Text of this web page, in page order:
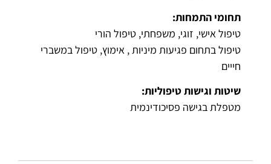
תחומי התמחות:
טיפול אישי, זוגי, משפחתי, טיפול הורי
טיפול בתחום פגיעות מיניות , אימוץ, טיפול במשברי
חייים
שיטות וגישות טיפוליות:
מטפלת בגישה פסיכודינמית